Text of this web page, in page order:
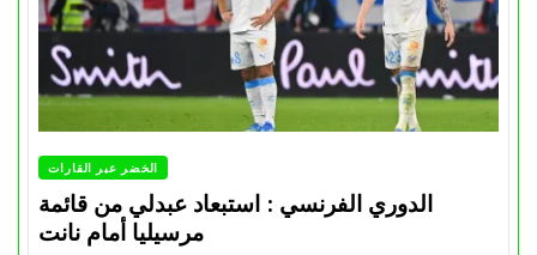
الخضر عبر القارات
الدوري الفرنسي : استبعاد عبدلي من قائمة
مرسيليا أمام نانت